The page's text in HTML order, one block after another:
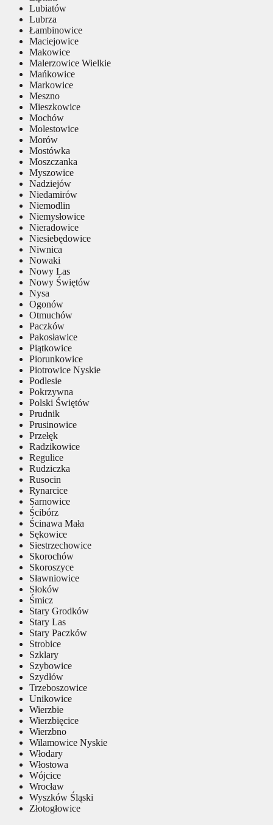
Lubiatów
Lubrza
Łambinowice
Maciejowice
Makowice
Malerzowice Wielkie
Mańkowice
Markowice
Meszno
Mieszkowice
Mochów
Molestowice
Morów
Mostówka
Moszczanka
Myszowice
Nadziejów
Niedamirów
Niemodlin
Niemysłowice
Nieradowice
Niesiebędowice
Niwnica
Nowaki
Nowy Las
Nowy Świętów
Nysa
Ogonów
Otmuchów
Paczków
Pakosławice
Piątkowice
Piorunkowice
Piotrowice Nyskie
Podlesie
Pokrzywna
Polski Świętów
Prudnik
Prusinowice
Przełęk
Radzikowice
Regulice
Rudziczka
Rusocin
Rynarcice
Sarnowice
Ścibórz
Ścinawa Mała
Sękowice
Siestrzechowice
Skorochów
Skoroszyce
Sławniowice
Słoków
Śmicz
Stary Grodków
Stary Las
Stary Paczków
Strobice
Szklary
Szybowice
Szydłów
Trzeboszowice
Unikowice
Wierzbie
Wierzbięcice
Wierzbno
Wilamowice Nyskie
Włodary
Włostowa
Wójcice
Wrocław
Wyszków Śląski
Złotogłowice